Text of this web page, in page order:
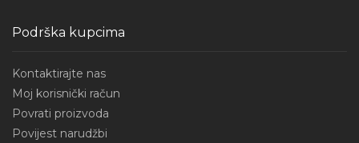
Podrška kupcima
Kontaktirajte nas
Moj korisnički račun
Povrati proizvoda
Povijest narudžbi